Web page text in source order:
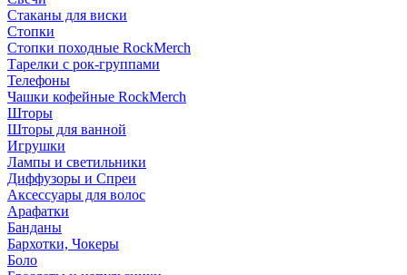
Стаканы для виски
Стопки
Стопки походные RockMerch
Тарелки с рок-группами
Телефоны
Чашки кофейные RockMerch
Шторы
Шторы для ванной
Игрушки
Лампы и светильники
Диффузоры и Спреи
Аксессуары для волос
Арафатки
Банданы
Бархотки, Чокеры
Боло